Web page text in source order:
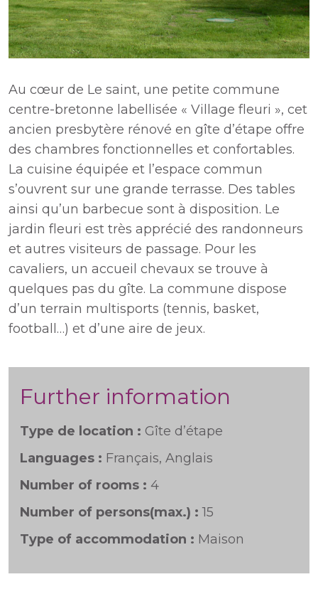
Au cœur de Le saint, une petite commune
centre-bretonne labellisée « Village fleuri », cet
ancien presbytère rénové en gîte d’étape offre
des chambres fonctionnelles et confortables.
La cuisine équipée et l’espace commun
s’ouvrent sur une grande terrasse. Des tables
ainsi qu’un barbecue sont à disposition. Le
jardin fleuri est très apprécié des randonneurs
et autres visiteurs de passage. Pour les
cavaliers, un accueil chevaux se trouve à
quelques pas du gîte. La commune dispose
d’un terrain multisports (tennis, basket,
football…) et d’une aire de jeux.
Further information
Type de location : Gîte d’étape
Languages : Français, Anglais
Number of rooms : 4
Number of persons(max.) : 15
Type of accommodation : Maison